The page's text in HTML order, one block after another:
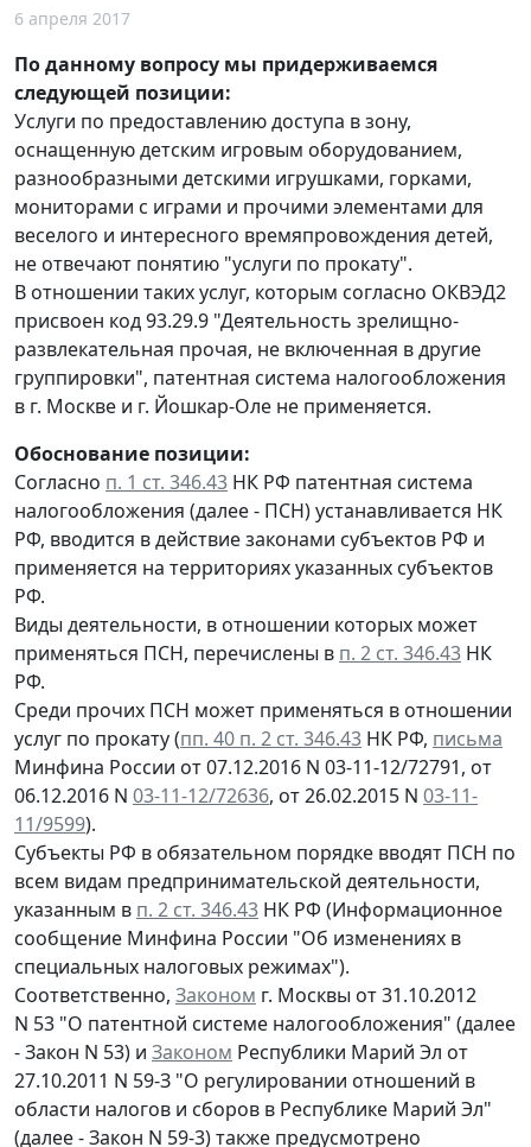
6 апреля 2017
По данному вопросу мы придерживаемся
следующей позиции:
Услуги по предоставлению доступа в зону,
оснащенную детским игровым оборудованием,
разнообразными детскими игрушками, горками,
мониторами с играми и прочими элементами для
веселого и интересного времяпровождения детей,
не отвечают понятию "услуги по прокату".
В отношении таких услуг, которым согласно ОКВЭД2
присвоен код 93.29.9 "Деятельность зрелищно-
развлекательная прочая, не включенная в другие
группировки", патентная система налогообложения
в г. Москве и г. Йошкар-Оле не применяется.
Обоснование позиции:
Согласно п. 1 ст. 346.43 НК РФ патентная система
налогообложения (далее - ПСН) устанавливается НК
РФ, вводится в действие законами субъектов РФ и
применяется на территориях указанных субъектов
РФ.
Виды деятельности, в отношении которых может
применяться ПСН, перечислены в п. 2 ст. 346.43 НК
РФ.
Среди прочих ПСН может применяться в отношении
услуг по прокату (пп. 40 п. 2 ст. 346.43 НК РФ, письма
Минфина России от 07.12.2016 N 03-11-12/72791, от
06.12.2016 N 03-11-12/72636, от 26.02.2015 N 03-11-
11/9599).
Субъекты РФ в обязательном порядке вводят ПСН по
всем видам предпринимательской деятельности,
указанным в п. 2 ст. 346.43 НК РФ (Информационное
сообщение Минфина России "Об изменениях в
специальных налоговых режимах").
Соответственно, Законом г. Москвы от 31.10.2012
N 53 "О патентной системе налогообложения" (далее
- Закон N 53) и Законом Республики Марий Эл от
27.10.2011 N 59-З "О регулировании отношений в
области налогов и сборов в Республике Марий Эл"
(далее - Закон N 59-3) также предусмотрено